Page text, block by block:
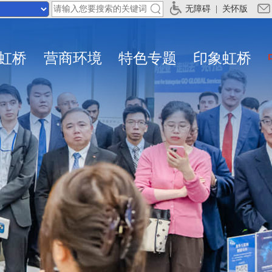
无障碍 关怀版
桥 营商环境 特色专题 印象虹桥